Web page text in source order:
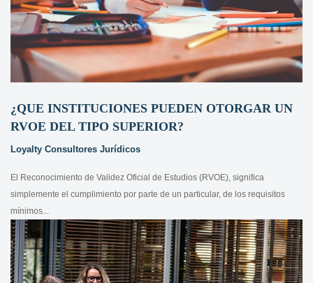
¿QUE INSTITUCIONES PUEDEN OTORGAR UN
RVOE DEL TIPO SUPERIOR?
Loyalty Consultores Jurídicos
El Reconocimiento de Validez Oficial de Estudios (RVOE), significa
simplemente el cumplimiento por parte de un particular, de los requisitos
mínimos...